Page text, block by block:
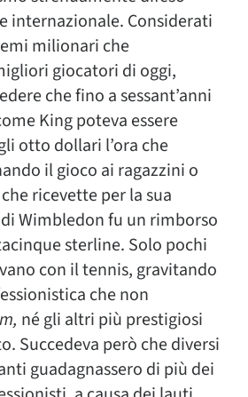
internazionale. Considerati
milionari che
giocatori di oggi,
che fino a sessant’anni
King poteva essere
otto dollari l’ora che
il gioco ai ragazzini o
ricevette per la sua
Wimbledon fu un rimborso
sterline. Solo pochi
con il tennis, gravitando
che non
né gli altri più prestigiosi
Succedeva però che diversi
guadagnassero di più dei